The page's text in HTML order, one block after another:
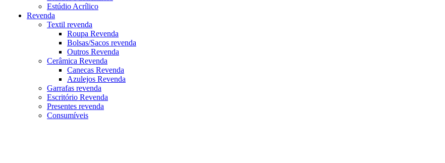
Estúdio Acrílico
Revenda
Textil revenda
Roupa Revenda
Bolsas/Sacos revenda
Outros Revenda
Cerâmica Revenda
Canecas Revenda
Azulejos Revenda
Garrafas revenda
Escritório Revenda
Presentes revenda
Consumíveis